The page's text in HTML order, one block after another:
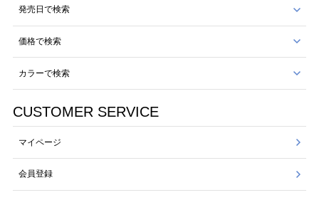
発売日で検索
価格で検索
カラーで検索
CUSTOMER SERVICE
マイページ
会員登録